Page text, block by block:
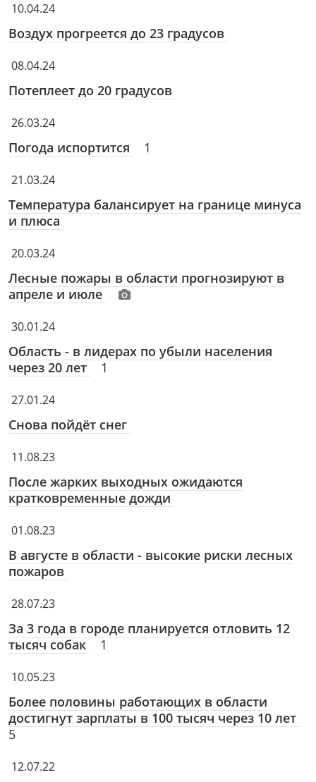
10.04.24
Воздух прогреется до 23 градусов
08.04.24
Потеплеет до 20 градусов
26.03.24
Погода испортится 1
21.03.24
Температура балансирует на границе минуса
и плюса
20.03.24
Лесные пожары в области прогнозируют в
апреле и июле
30.01.24
Область - в лидерах по убыли населения
через 20 лет
1
27.01.24
Снова пойдёт снег
11.08.23
После жарких выходных ожидаются
кратковременные дожди
01.08.23
В августе в области - высокие риски лесных
пожаров
28.07.23
За 3 года в городе планируется отловить 12
тысяч собак
1
10.05.23
Более половины работающих в области
достигнут зарплаты в 100 тысяч через 10 лет
5
12.07.22